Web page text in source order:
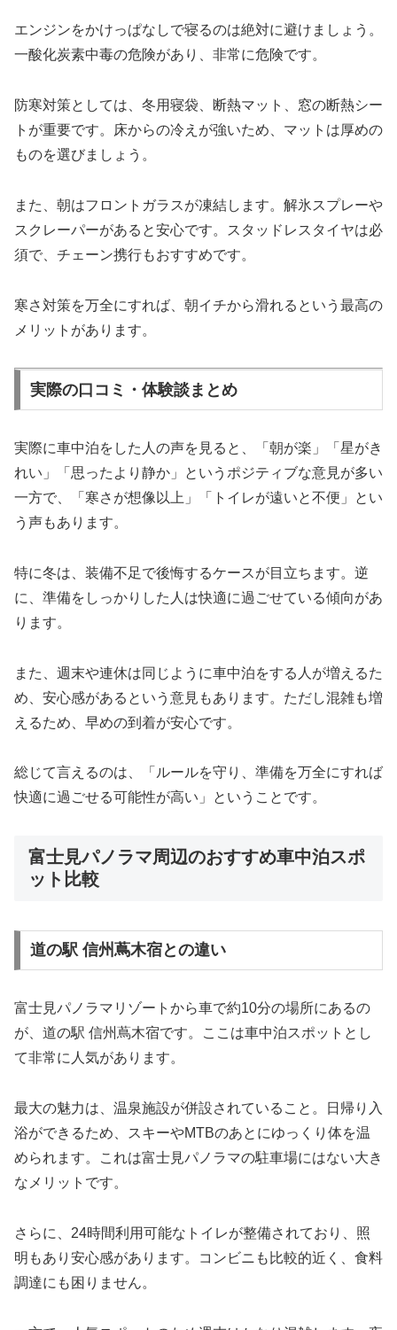
エンジンをかけっぱなしで寝るのは絶対に避けましょう。
一酸化炭素中毒の危険があり、非常に危険です。
防寒対策としては、冬用寝袋、断熱マット、窓の断熱シー
トが重要です。床からの冷えが強いため、マットは厚めの
ものを選びましょう。
また、朝はフロントガラスが凍結します。解氷スプレーや
スクレーパーがあると安心です。スタッドレスタイヤは必
須で、チェーン携行もおすすめです。
寒さ対策を万全にすれば、朝イチから滑れるという最高の
メリットがあります。
実際の口コミ・体験談まとめ
実際に車中泊をした人の声を見ると、「朝が楽」「星がき
れい」「思ったより静か」というポジティブな意見が多い
一方で、「寒さが想像以上」「トイレが遠いと不便」とい
う声もあります。
特に冬は、装備不足で後悔するケースが目立ちます。逆
に、準備をしっかりした人は快適に過ごせている傾向があ
ります。
また、週末や連休は同じように車中泊をする人が増えるた
め、安心感があるという意見もあります。ただし混雑も増
えるため、早めの到着が安心です。
総じて言えるのは、「ルールを守り、準備を万全にすれば
快適に過ごせる可能性が高い」ということです。
富士見パノラマ周辺のおすすめ車中泊スポ
ット比較
道の駅 信州蔦木宿との違い
富士見パノラマリゾートから車で約10分の場所にあるの
が、 道の駅 信州蔦木宿です。ここは車中泊スポットとし
て非常に人気があります。
最大の魅力は、温泉施設が併設されていること。日帰り入
浴ができるため、スキーやMTBのあとにゆっくり体を温
められます。これは富士見パノラマの駐車場にはない大き
なメリットです。
さらに、24時間利用可能なトイレが整備されており、照
明もあり安心感があります。コンビニも比較的近く、食料
調達にも困りません。